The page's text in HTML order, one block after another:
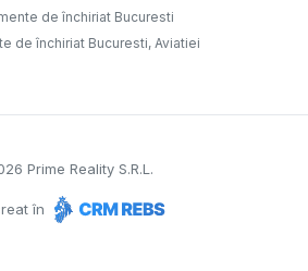
de închiriat Bucuresti
de închiriat Bucuresti, Aviatiei
Prime Reality S.R.L.
în